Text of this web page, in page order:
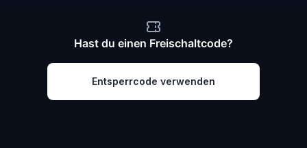
Hast du einen Freischaltcode?
Entsperrcode verwenden